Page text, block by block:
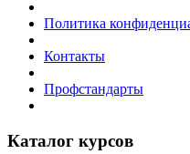
Политика
Контакты
Профстандарты
Каталог курсов